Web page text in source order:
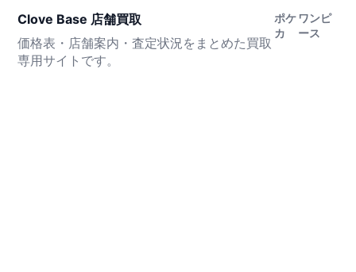
Clove Base 店舗買取
価格表・店舗案内・査定状況をまとめた買取
専用サイトです。
ポケ
カ
ワンピ
ース